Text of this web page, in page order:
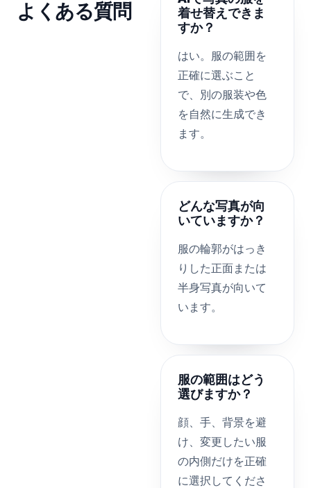
よくある質問
着せ替えできま
すか？
はい。服の範囲を
正確に選ぶこと
で、別の服装や色
を自然に生成でき
ます。
どんな写真が向
いていますか？
服の輪郭がはっき
りした正面または
半身写真が向いて
います。
服の範囲はどう
選びますか？
顔、手、背景を避
け、変更したい服
の内側だけを正確
に選択してくださ